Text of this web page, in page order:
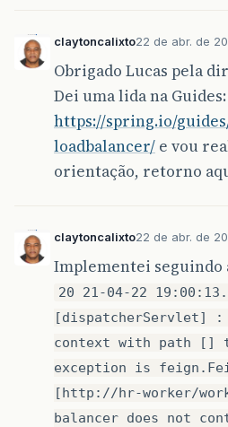
claytoncalixto22 de abr. de
Obrigado Lucas pela
Dei uma lida na Guides:
https://spring.io/
loadbalancer/ e vou
orientação, retorno
claytoncalixto22 de abr. de
Implementei seguindo
20 21-04-22
[dispatcherServlet]
context with path []
exception is
[http://hr-worker/
balancer does not